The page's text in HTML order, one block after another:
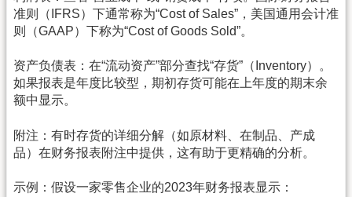
准则（IFRS）下通常称为“Cost of Sales”，美国通用会计准
则（GAAP）下称为“Cost of Goods Sold”。
资产负债表：在“流动资产”部分查找“存货”（Inventory）。
如果报表是年度比较型，期初存货可能在上年度的期末余
额中显示。
附注：有时存货的详细分解（如原材料、在制品、产成
品）在财务报表附注中提供，这有助于更精确的分析。
示例：假设一家零售企业的2023年财务报表显示：